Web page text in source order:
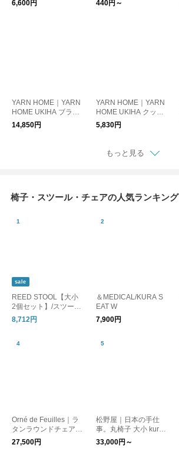
6,600円 440円～
YARN HOME｜YARN
HOME UKIHA ブラン
ケットハーフ［新生
活］
14,850円
YARN HOME｜YARN
HOME UKIHA クッシ
ョンカバー［新生活］
5,830円
もっと見る
椅子・スツール・チェアの人気ランキング
sale
REED STOOL【大小
2個セット】/スツール
民芸
8,712円
＆MEDICAL/KURA S
EAT W
7,900円
Orné de Feuilles｜ラ
タンラウンドチェア
（クッション付き）
27,500円
松野屋｜日本の手仕
事。丸椅子 大小 kuras
hisha
33,000円～